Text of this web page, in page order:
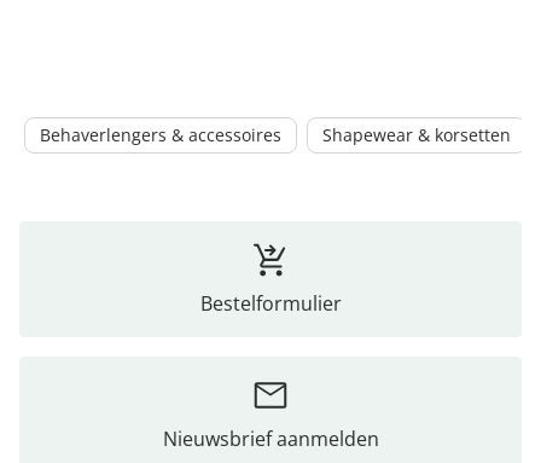
Behaverlengers & accessoires Shapewear & korsetten
Bestelformulier
Nieuwsbrief aanmelden